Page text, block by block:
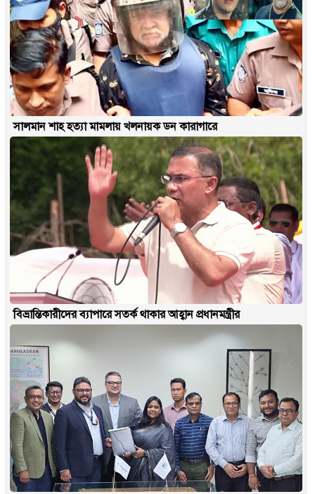
সালমান শাহ হত্যা মামলায় খলনায়ক ডন কারাগারে
বিভ্রান্তিকারীদের ব্যাপারে সতর্ক থাকার আহ্বান প্রধানমন্ত্রীর